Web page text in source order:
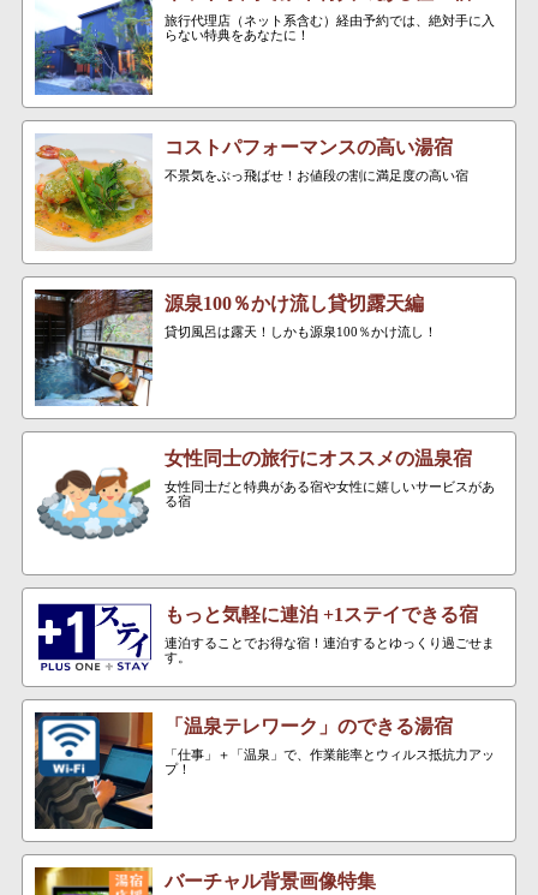
旅行代理店（ネット系含む）経由予約では、絶対手に入
らない特典をあなたに！
コストパフォーマンスの高い湯宿
不景気をぶっ飛ばせ！お値段の割に満足度の高い宿
源泉100％かけ流し貸切露天編
貸切風呂は露天！しかも源泉100％かけ流し！
女性同士の旅行にオススメの温泉宿
女性同士だと特典がある宿や女性に嬉しいサービスがあ
る宿
もっと気軽に連泊 +1ステイできる宿
連泊することでお得な宿！連泊するとゆっくり過ごせま
す。
「温泉テレワーク」のできる湯宿
「仕事」＋「温泉」で、作業能率とウィルス抵抗力アッ
プ！
バーチャル背景画像特集